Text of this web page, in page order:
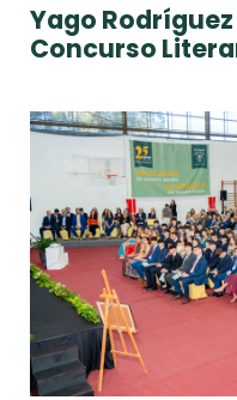
Yago
Concurso